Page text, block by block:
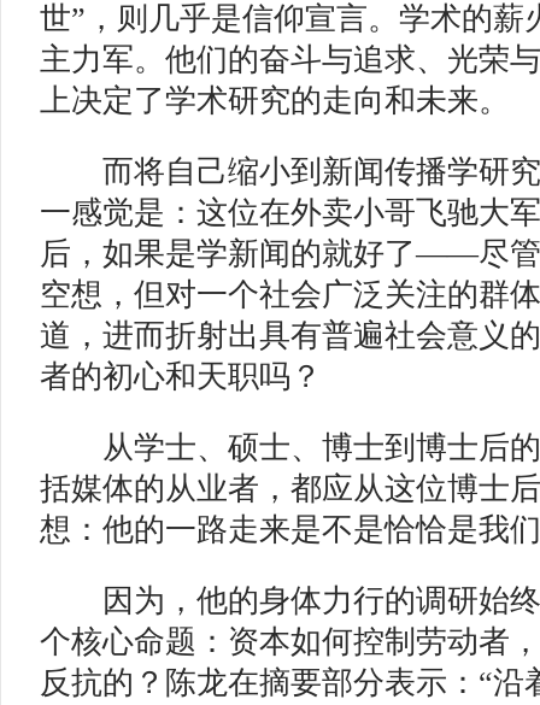
世”，则几乎是信仰宣言。学术的薪
主力军。他们的奋斗与追求、光荣
上决定了学术研究的走向和未来。
而将自己缩小到新闻传播学研究
一感觉是：这位在外卖小哥飞驰大
后，如果是学新闻的就好了——尽
空想，但对一个社会广泛关注的群
道，进而折射出具有普遍社会意义
者的初心和天职吗？
从学士、硕士、博士到博士后的
括媒体的从业者，都应从这位博士
想：他的一路走来是不是恰恰是我
因为，他的身体力行的调研始终
个核心命题：资本如何控制劳动者
反抗的？陈龙在摘要部分表示：“沿